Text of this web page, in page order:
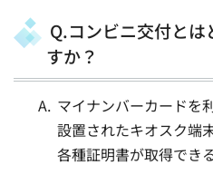
Q.コンビニ交付と
すか？
マイナンバーカードを
設置されたキオスク端
各種証明書が取得でき